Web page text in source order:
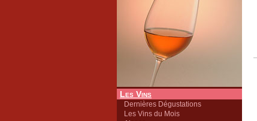
Les Vins
Dernières Dégustations
Les Vins du Mois